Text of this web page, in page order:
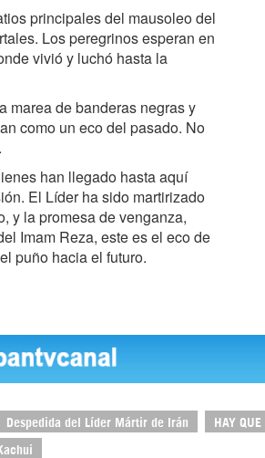
principales del mausoleo del
Los peregrinos esperan en
vivió y luchó hasta la
marea de banderas negras y
como un eco del pasado. No
han llegado hasta aquí
El Líder ha sido martirizado
y la promesa de venganza,
Imam Reza, este es el eco de
puño hacia el futuro.
Despedida del Líder Mártir de Irán HAY QUE